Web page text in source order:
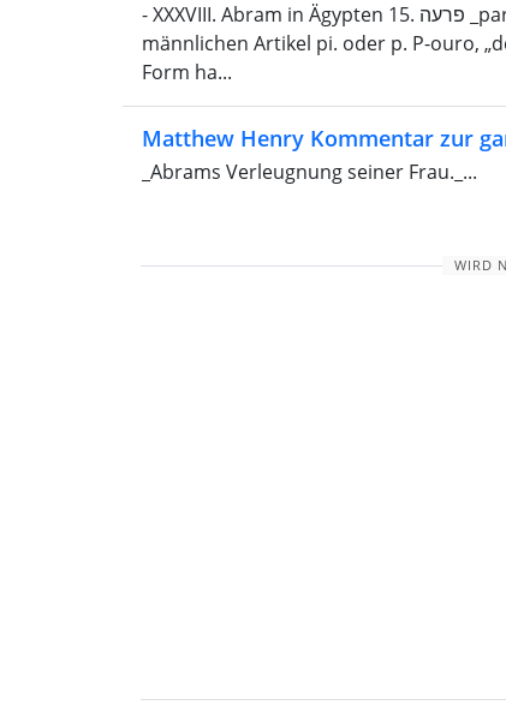
- XXXVIII. Abram in Ägypten 15. פרעה _par‛oh_ , Par'oh, „ouro“. Koptisch für „König“, mit dem
männlichen Artikel pi. oder p. P-ouro,
Form ha...
Matthew Henry Kommentar zur
_Abrams Verleugnung seiner Frau._...
WIRD